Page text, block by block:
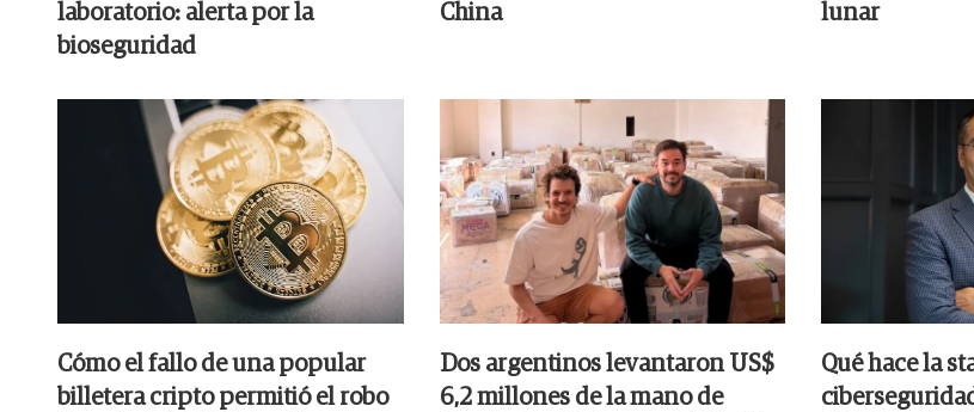
laboratorio: alerta por la
bioseguridad
China
lunar
Cómo el fallo de una popular
billetera cripto permitió el robo
Dos argentinos levantaron US$
6,2 millones de la mano de
Qué hace la